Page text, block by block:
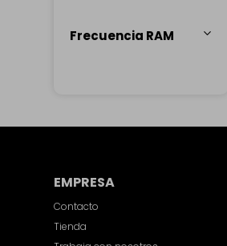
Frecuencia RAM
EMPRESA
Contacto
Tienda